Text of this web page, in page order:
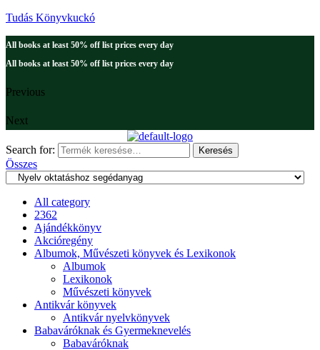
Tudás Könyvkuckó
All books at least 50% off list prices every day
All books at least 50% off list prices every day
Previous
Next
Search for: Keresés
Összes
All category
2362
Ajándékkönyv
Akcióregény
Albumok, Művészeti könyvek és Lexikonok
Albumok
Lexikonok
Művészeti könyvek
Antikvár könyvek
Antikvár nyelvkönyvek
Babaváróknak és Gyermeknevelés
Babaváróknak